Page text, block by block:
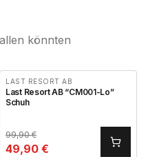
könnten
LAST RESORT AB
Last Resort AB “CM001-Lo”
Schuh
99,90€
49,90 €